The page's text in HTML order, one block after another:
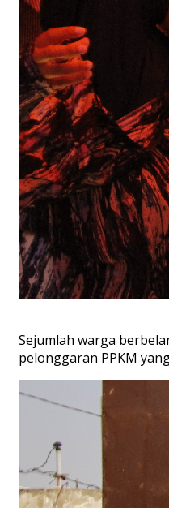
Sejumlah warga
pelonggaran PPKM